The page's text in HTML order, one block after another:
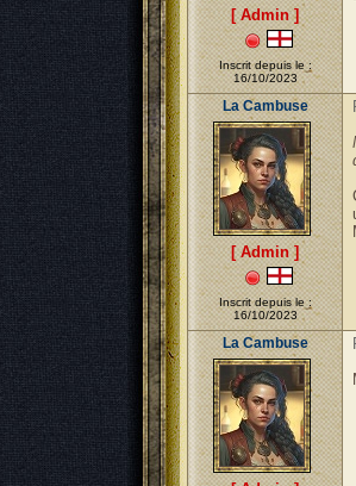
[ Admin ]
Inscrit depuis le :
16/10/2023
La Cambuse
[ Admin ]
Inscrit depuis le :
16/10/2023
La Cambuse